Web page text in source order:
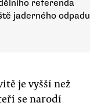
referenda
jaderného odpadu
je vyšší než
se narodí